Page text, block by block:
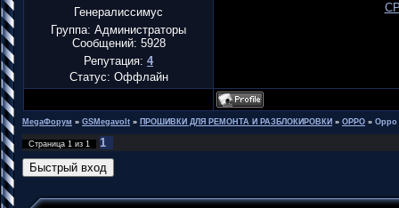
Генералиссимус
Группа: Администраторы
Сообщений: 5928
Репутация: 4
Статус: Оффлайн
MegaФорум » GSMegavolt » ПРОШИВКИ ДЛЯ РЕМОНТА И РАЗБЛОКИРОВКИ » OPPO » Oppo
Страница 1 из 1 1